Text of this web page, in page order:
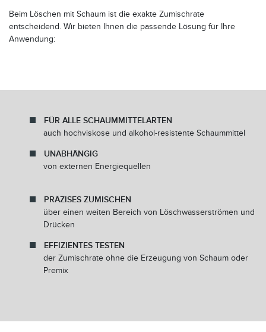
Beim Löschen mit Schaum ist die exakte Zumischrate
entscheidend. Wir bieten Ihnen die passende Lösung für Ihre
Anwendung:
FÜR ALLE SCHAUMMITTELARTEN
auch hochviskose und alkohol-resistente Schaummittel
UNABHÄNGIG
von externen Energiequellen
PRÄZISES ZUMISCHEN
über einen weiten Bereich von Löschwasserströmen und
Drücken
EFFIZIENTES TESTEN
der Zumischrate ohne die Erzeugung von Schaum oder
Premix
Ja, ich bin damit einverstanden, den FireDos-Newsletter
zu erhalten und stimme der Verarbeitung meiner Daten
zum Erhalt des Newsletters zu. Ich wurde informiert,